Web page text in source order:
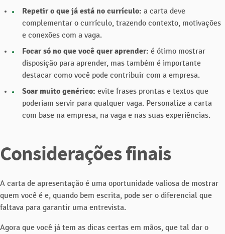
Repetir o que já está no currículo: a carta deve
complementar o currículo, trazendo contexto, motivações
e conexões com a vaga.
Focar só no que você quer aprender: é ótimo mostrar
disposição para aprender, mas também é importante
destacar como você pode contribuir com a empresa.
Soar muito genérico: evite frases prontas e textos que
poderiam servir para qualquer vaga. Personalize a carta
com base na empresa, na vaga e nas suas experiências.
Considerações finais
A carta de apresentação é uma oportunidade valiosa de mostrar
quem você é e, quando bem escrita, pode ser o diferencial que
faltava para garantir uma entrevista.
Agora que você já tem as dicas certas em mãos, que tal dar o